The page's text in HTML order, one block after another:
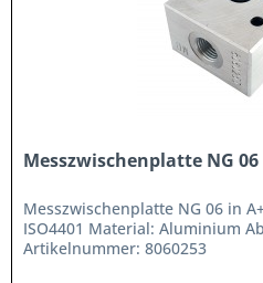
Messzwischenplatte NG
Messzwischenplatte NG 06 in
ISO4401 Material: Aluminium
Artikelnummer: 8060253